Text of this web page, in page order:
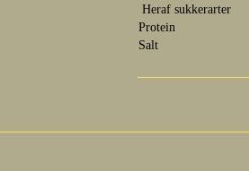
Heraf sukkerarter
Protein
Salt